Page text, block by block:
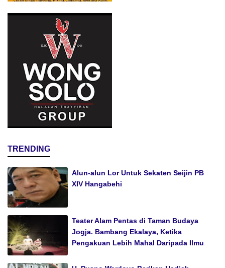
TRENDING
Alun-alun Lor Untuk Sekaten Seijin PB
XIV Hangabehi
Teater Alam Pentas di Taman Budaya
Jogja. Bambang Ekalaya, Ketika
Pengakuan Lebih Mahal Daripada Ilmu